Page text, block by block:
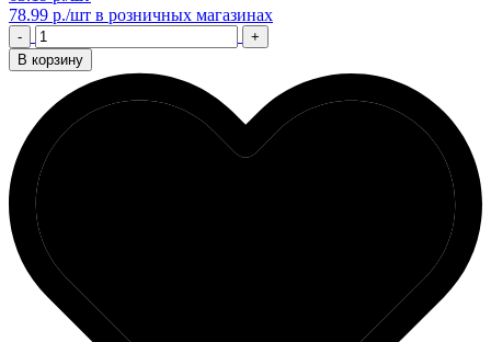
78.99 р./шт в розничных магазинах
-
+
В корзину